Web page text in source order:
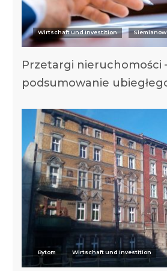
Wirtschaft und Investition
Przetargi nieruchomości
podsumowanie
Bytom Wirtschaft und Investition